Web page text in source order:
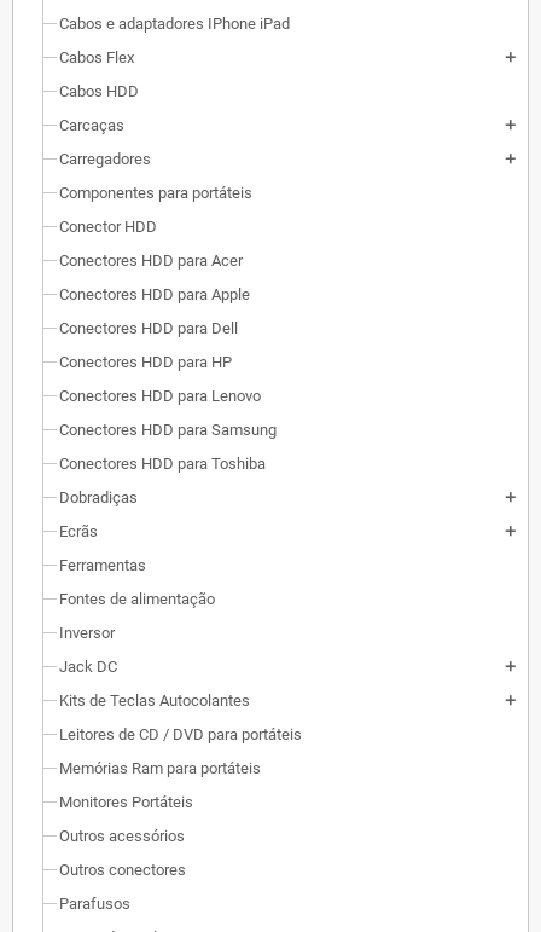
Cabos e adaptadores IPhone iPad
Cabos Flex
add
Cabos HDD
Carcaças
add
Carregadores add
Componentes para portáteis
Conector HDD
Conectores HDD para Acer
Conectores HDD para Apple
Conectores HDD para Dell
Conectores HDD para HP
Conectores HDD para Lenovo
Conectores HDD para Samsung
Conectores HDD para Toshiba
Dobradiças
add
Ecrãs add
Ferramentas
Fontes de alimentação
Inversor
Jack DC
add
Kits de Teclas Autocolantes add
Leitores de CD / DVD para portáteis
Memórias Ram para portáteis
Monitores Portáteis
Outros acessórios
Outros conectores
Parafusos